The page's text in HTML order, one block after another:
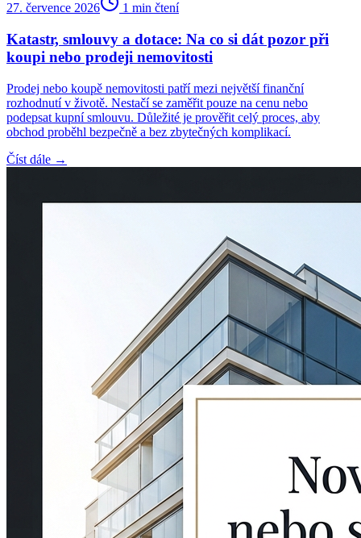
27. července 2026 1 min čtení
Katastr, smlouvy a dotace: Na co si dát pozor při
koupi nebo prodeji nemovitosti
Prodej nebo koupě nemovitosti patří mezi největší finanční
rozhodnutí v životě. Nestačí se zaměřit pouze na cenu nebo
podepsat kupní smlouvu. Důležité je prověřit celý proces, aby
obchod proběhl bezpečně a bez zbytečných komplikací.
Číst dále →